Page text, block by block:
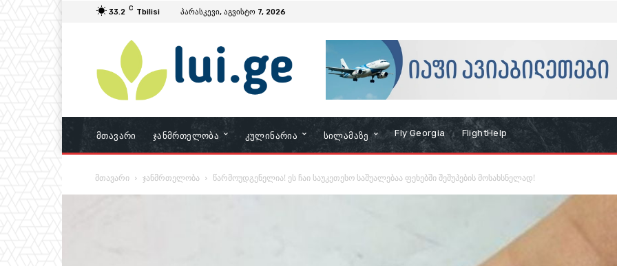
33.2 C Tbilisi პარასკევი, აგვისტო 7, 2026
Მთავარი Ჯანმრთელობა Კულინარია Სილამაზე Fly Georgia FlightHelp
მთავარი ჯანმრთელობა წარმოუდგენელია! ეს ჩაი საუკეთესო საშუალებაა ფეხებში შეშუპების მოსახსნელად!